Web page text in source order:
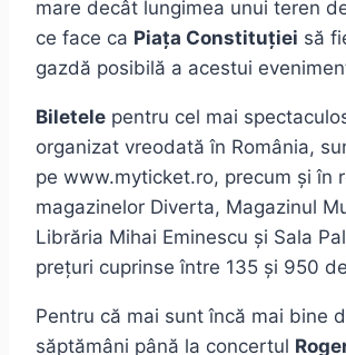
mare decât lungimea unui teren
ce face ca Piața Constituției să
gazdă posibilă a acestui
Biletele pentru cel mai
organizat vreodată în România,
pe www.myticket.ro, precum și în
magazinelor Diverta, Magazinul
Librăria Mihai Eminescu și Sala
prețuri cuprinse între 135 și 950
Pentru că mai sunt încă mai bine
săptămâni până la concertul